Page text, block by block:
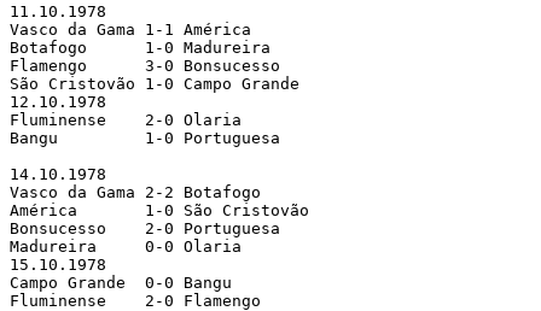
11.10.1978
Vasco da Gama 1-1 América
Botafogo      1-0 Madureira
Flamengo      3-0 Bonsucesso
São Cristovão 1-0 Campo Grande
12.10.1978
Fluminense    2-0 Olaria
Bangu         1-0 Portuguesa
14.10.1978
Vasco da Gama 2-2 Botafogo
América       1-0 São Cristovão
Bonsucesso    2-0 Portuguesa
Madureira     0-0 Olaria
15.10.1978
Campo Grande  0-0 Bangu
Fluminense    2-0 Flamengo